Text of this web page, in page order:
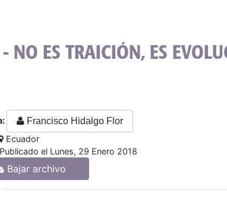
- NO ES TRAICIÓN, ES
Francisco Hidalgo Flor
Ecuador
Publicado el Lunes, 29 Enero 2018
Bajar archivo